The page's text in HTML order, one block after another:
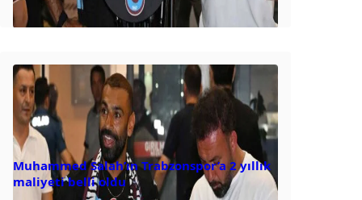
Muhammed Salah’ın Trabzonspor’a 2 yıllık
maliyeti belli oldu